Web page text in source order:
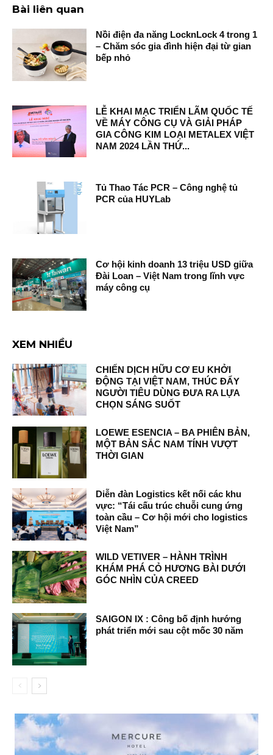
Bài liên quan
Nồi điện đa năng LocknLock 4 trong 1
– Chăm sóc gia đình hiện đại từ gian
bếp nhỏ
LỄ KHAI MẠC TRIỂN LÃM QUỐC TẾ
VỀ MÁY CÔNG CỤ VÀ GIẢI PHÁP
GIA CÔNG KIM LOẠI METALEX VIỆT
NAM 2024 LẦN THỨ...
Tủ Thao Tác PCR – Công nghệ tủ
PCR của HUYLab
Cơ hội kinh doanh 13 triệu USD giữa
Đài Loan – Việt Nam trong lĩnh vực
máy công cụ
XEM NHIỀU
CHIẾN DỊCH HỮU CƠ EU KHỞI
ĐỘNG TẠI VIỆT NAM, THÚC ĐẨY
NGƯỜI TIÊU DÙNG ĐƯA RA LỰA
CHỌN SÁNG SUỐT
LOEWE ESENCIA – BA PHIÊN BẢN,
MỘT BẢN SẮC NAM TÍNH VƯỢT
THỜI GIAN
Diễn đàn Logistics kết nối các khu
vực: “Tái cấu trúc chuỗi cung ứng
toàn cầu – Cơ hội mới cho logistics
Việt Nam”
WILD VETIVER – HÀNH TRÌNH
KHÁM PHÁ CỎ HƯƠNG BÀI DƯỚI
GÓC NHÌN CỦA CREED
SAIGON IX : Công bố định hướng
phát triển mới sau cột mốc 30 năm